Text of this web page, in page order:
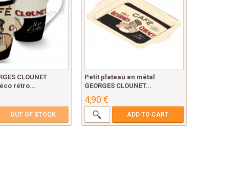
CLOUNET
rétro...
OUT OF STOCK
Petit plateau en métal
GEORGES CLOUNET...
4,90 €
ADD TO CART